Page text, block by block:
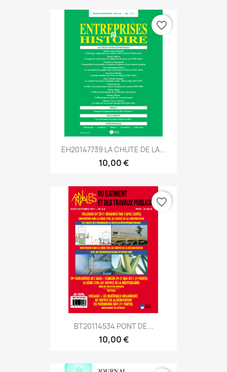
EH20147739 LA CHUTE DE LA...
10,00 €
favorite_border
BT20114534 PONT DE...
10,00 €
favorite_border